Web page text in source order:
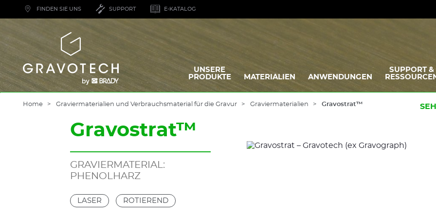
FINDEN SIE UNS SUPPORT E-KATALOG
Gravotech
UNSERE
PRODUKTE
MATERIALIEN ANWENDUNGEN
SUPPORT &
Home Graviermaterialien und Verbrauchsmaterial für die Gravur Graviermaterialien Gravostrat™
Gravostrat™
GRAVIERMATERIAL:
PHENOLHARZ
LASER ROTIEREND